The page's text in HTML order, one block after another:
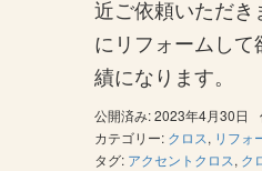
近ご依頼いただき
にリフォームし
績になりま
公開済み: 2023年4月30日
カテゴリー: クロス, リフォ
タグ: アクセントクロス, ク